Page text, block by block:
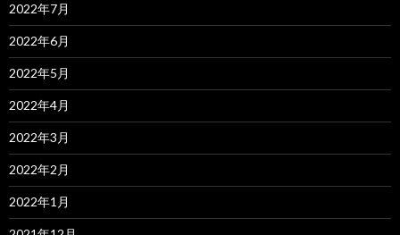
2022年7月
2022年6月
2022年5月
2022年4月
2022年3月
2022年2月
2022年1月